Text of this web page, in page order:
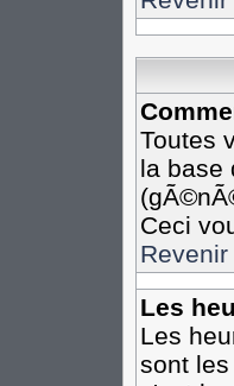
Toutes
la base
Ceci
Les
Les
sont